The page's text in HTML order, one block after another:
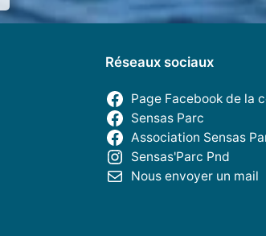
Réseaux sociaux
Page Facebook de la
Sensas Parc
Association Sensas
Sensas'Parc Pnd
Nous envoyer un mail